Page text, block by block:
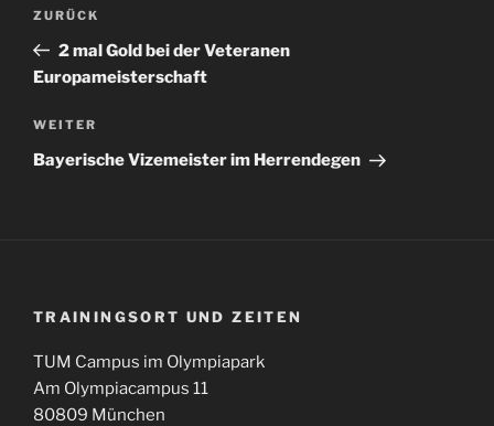
Vorheriger
Beitrag
ZURÜCK
2 mal Gold bei der Veteranen
Europameisterschaft
Nächster
Beitrag
WEITER
Bayerische Vizemeister im Herrendegen
TRAININGSORT UND ZEITEN
TUM Campus im Olympiapark
Am Olympiacampus 11
80809 München